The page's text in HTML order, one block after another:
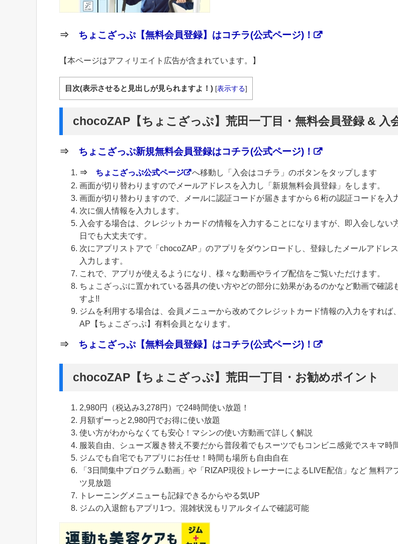
⇒ ちょこざっぷ【無料会員登録】はコチラ(公式ページ)！
【本ページはアフィリエイト広告が含まれています。】
目次(表示させると見出しが見られますよ！) [表示する]
chocoZAP【ちょこざっぷ】荒田一丁目・無料会員登録 & 入
⇒ ちょこざっぷ新規無料会員登録はコチラ(公式ページ)！
⇒ ちょこざっぷ公式ページ
へ移動し「入会はコチラ」のボタンをタップします
画面が切り替わりますのでメールアドレスを入力し「新規無料会員登録」をします。
画面が切り替わりますので、メールに認証コードが届きますから６桁の認証コードを入
次に個人情報を入力します。
入会する場合は、クレジットカードの情報を入力することになりますが、即入会しない
日でも大丈夫です。
次にアプリストアで「chocoZAP」のアプリをダウンロードし、登録したメールアドレ
入力します。
これで、アプリが使えるようになり、様々な動画やライブ配信をご覧いただけます。
ちょこざっぷに置かれている器具の使い方やどの部分に効果があるのかなど動画で確認
すよ!!
ジムを利用する場合は、会員メニューから改めてクレジットカード情報の入力をすれば
AP【ちょこざっぷ】有料会員となります。
⇒ ちょこざっぷ【無料会員登録】はコチラ(公式ページ)！
chocoZAP【ちょこざっぷ】荒田一丁目・お勧めポイント
2,980円（税込み3,278円）で24時間使い放題！
月額ずーっと2,980円でお得に使い放題
使い方がわからなくても安心！マシンの使い方動画で詳しく解説
服装自由、シューズ履き替え不要だから普段着でもスーツでもコンビニ感覚でスキマ時
ジムでも自宅でもアプリにお任せ！時間も場所も自由自在
「3日間集中プログラム動画」や「RIZAP現役トレーナーによるLIVE配信」など 無料ア
ツ見放題
トレーニングメニューも記録できるからやる気UP
ジムの入退館もアプリ1つ。混雑状況もリアルタイムで確認可能